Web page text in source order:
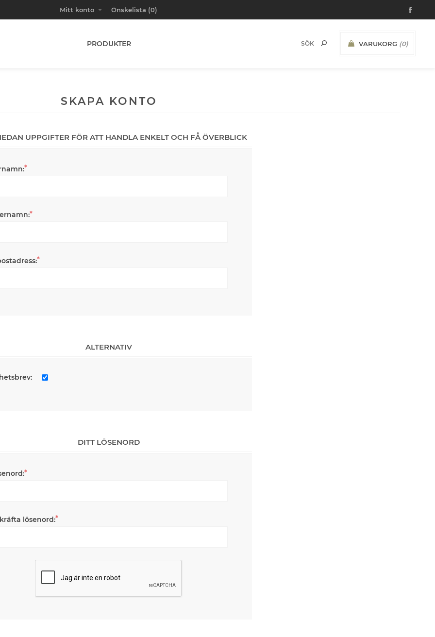
Mitt konto Önskelista (0)
VARUKORG (0)
PRODUKTER
SKAPA KONTO
UPPGIFTER FÖR ATT HANDLA ENKELT OCH FÅ ÖVERBLICK
*
*
*
ALTERNATIV
DITT LÖSENORD
*
lösenord:*